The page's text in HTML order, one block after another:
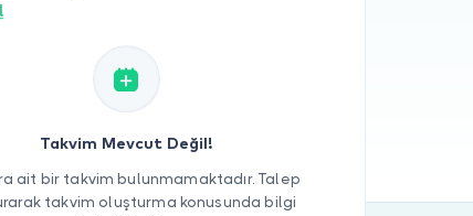
Takvim Mevcut Değil!
ait bir takvim bulunmamaktadır. Talep
takvim oluşturma konusunda bilgi